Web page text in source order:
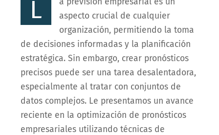
L
aspecto crucial de cualquier
organización, permitiendo la toma
de decisiones informadas y la planificación
estratégica. Sin embargo, crear pronósticos
precisos puede ser una tarea desalentadora,
especialmente al tratar con conjuntos de
datos complejos. Le presentamos un avance
reciente en la optimización de pronósticos
empresariales utilizando técnicas de